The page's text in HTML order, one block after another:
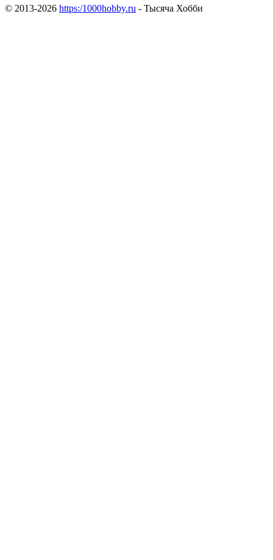
© 2013-2026 https:/1000hobby.ru - Тысяча Хобби